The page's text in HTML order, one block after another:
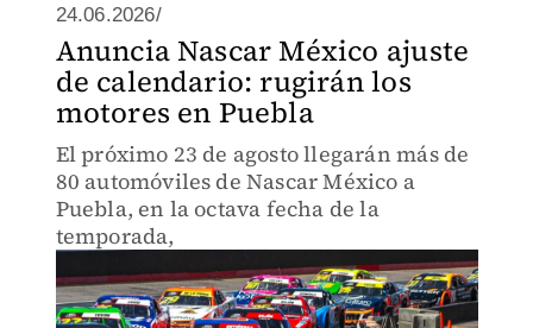
24.06.2026/
Anuncia Nascar México ajuste
de calendario: rugirán los
motores en Puebla
El próximo 23 de agosto llegarán más de
80 automóviles de Nascar México a
Puebla, en la octava fecha de la
temporada,